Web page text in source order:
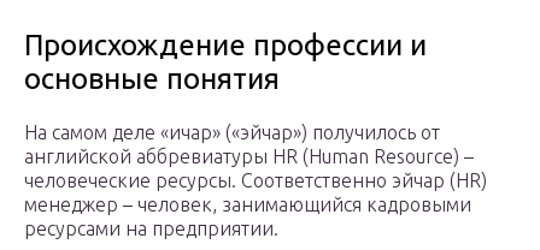
Происхождение профессии и
основные понятия
На самом деле «ичар» («эйчар») получилось от
английской аббревиатуры HR (Human Resource) –
человеческие ресурсы. Соответственно эйчар (HR)
менеджер – человек, занимающийся кадровыми
ресурсами на предприятии.